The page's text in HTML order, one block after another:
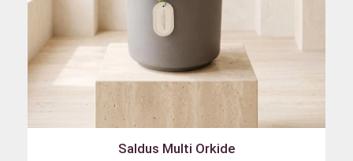
Saldus Multi Orkide